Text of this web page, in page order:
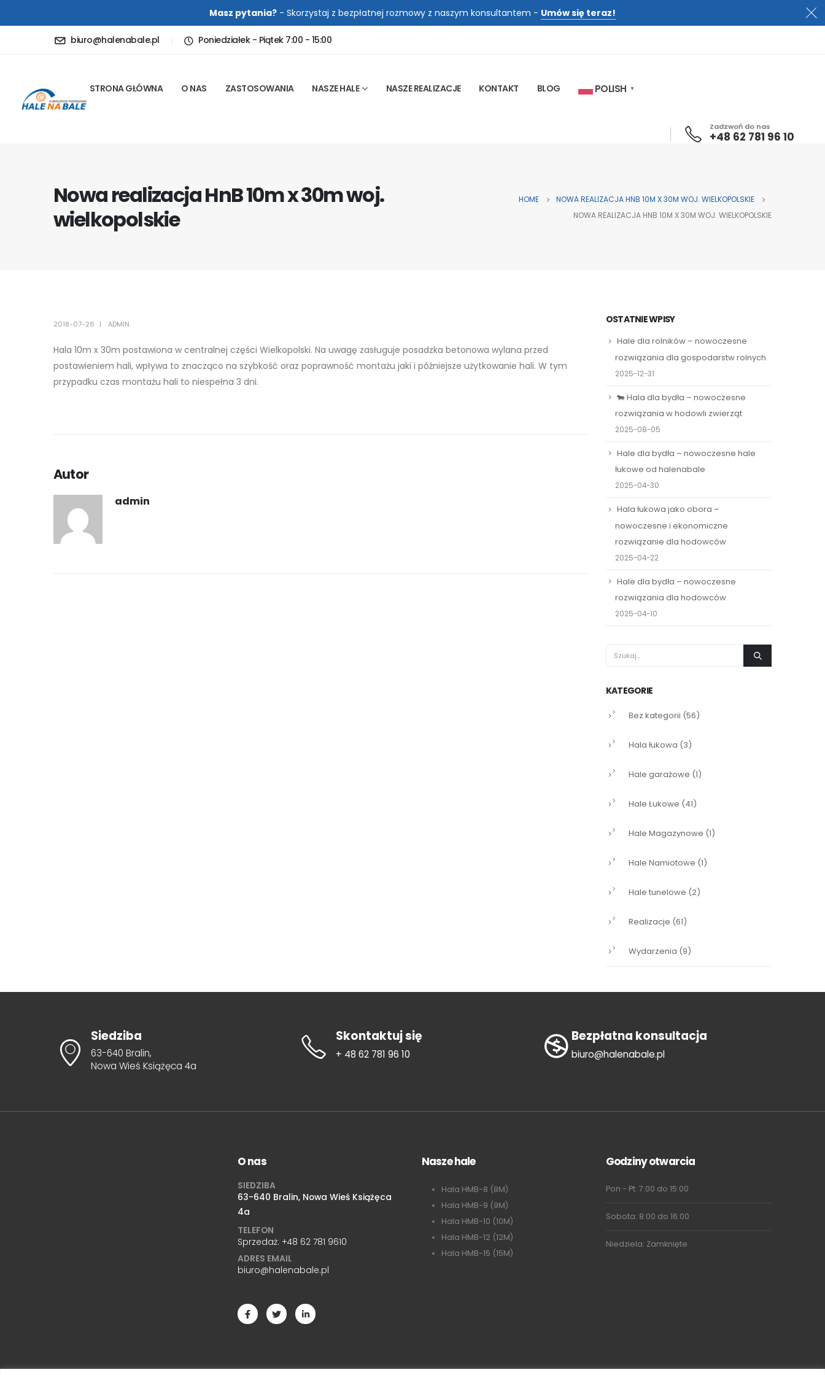
Masz pytania? - Skorzystaj z bezpłatnej rozmowy z naszym konsultantem - Umów się teraz!
biuro@halenabale.pl Poniedziałek - Piątek 7:00 - 15:00
STRONA GŁÓWNA O NAS ZASTOSOWANIA NASZE HALE NASZE REALIZACJE KONTAKT BLOG POLISH ▼
Zadzwoń do nas
+48 62 781 96 10
Nowa realizacja HnB 10m x 30m woj.
wielkopolskie
HOME
NOWA REALIZACJA HNB 10M X 30M WOJ. WIELKOPOLSKIE
NOWA REALIZACJA HNB 10M X 30M WOJ. WIELKOPOLSKIE
2018-07-26 ADMIN
Hala 10m x 30m postawiona w centralnej części Wielkopolski. Na uwagę zasługuje posadzka betonowa wylana przed
postawieniem hali, wpływa to znacząco na szybkość oraz poprawność montażu jaki i późniejsze użytkowanie hali. W tym
przypadku czas montażu hali to niespełna 3 dni.
Autor
admin
OSTATNIE WPISY
Hale dla rolników – nowoczesne
rozwiązania dla gospodarstw rolnych
2025-12-31
🐄 Hala dla bydła – nowoczesne
rozwiązania w hodowli zwierząt
2025-08-05
Hale dla bydła – nowoczesne hale
łukowe od halenabale
2025-04-30
Hala łukowa jako obora –
nowoczesne i ekonomiczne
rozwiązanie dla hodowców
2025-04-22
Hale dla bydła – nowoczesne
rozwiązania dla hodowców
2025-04-10
KATEGORIE
Bez kategorii (56)
Hala łukowa (3)
Hale garażowe (1)
Hale Łukowe (41)
Hale Magazynowe (1)
Hale Namiotowe (1)
Hale tunelowe (2)
Realizacje (61)
Wydarzenia (9)
Siedziba
63-640 Bralin,
Nowa Wieś Książęca 4a
Skontaktuj się
+ 48 62 781 96 10
Bezpłatna konsultacja
biuro@halenabale.pl
O nas
SIEDZIBA
63-640 Bralin, Nowa Wieś Książęca
4a
TELEFON
Sprzedaż: +48 62 781 9610
ADRES EMAIL
biuro@halenabale.pl
Nasze hale
Hala HMB-8 (8M)
Hala HMB-9 (9M)
Hala HMB-10 (10M)
Hala HMB-12 (12M)
Hala HMB-15 (15M)
Godziny otwarcia
Pon - Pt: 7:00 do 15:00
Sobota: 8:00 do 16:00
Niedziela: Zamknięte